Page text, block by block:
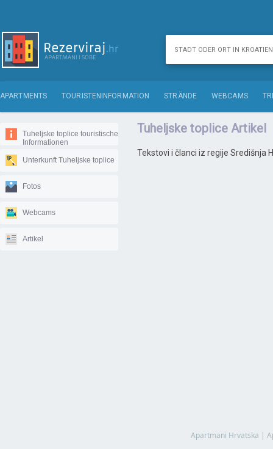
APARTMENTS TOURISTENINFORMATION STRÄNDE WEBCAMS
Tuheljske toplice touristische
Informationen
Unterkunft Tuheljske toplice
Fotos
Webcams
Artikel
Tuheljske toplice Artikel
Tekstovi i članci iz regije Središnja
Apartmani Hrvatska |